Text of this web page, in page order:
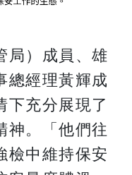
局）成員、雄
總經理黃輝成
下充分展現了
神。「他們往
檢中維持保安